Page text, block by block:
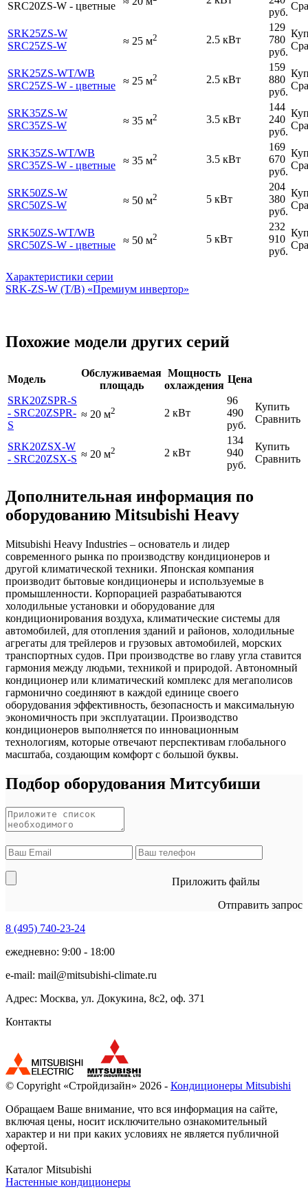
SRC20ZS-W - цветные
руб.
SRK25ZS-W
SRC25ZS-W
≈ 25 м2 2.5 кВт
129
780
руб.
SRK25ZS-WT/WB
SRC25ZS-W - цветные
≈ 25 м2 2.5 кВт
159
880
руб.
SRK35ZS-W
SRC35ZS-W
≈ 35 м2 3.5 кВт
144
240
руб.
SRK35ZS-WT/WB
SRC35ZS-W - цветные
≈ 35 м2 3.5 кВт
169
670
руб.
SRK50ZS-W
SRC50ZS-W
≈ 50 м2 5 кВт
204
380
руб.
SRK50ZS-WT/WB
SRC50ZS-W - цветные
≈ 50 м2 5 кВт
232
910
руб.
Характеристики серии
SRK-ZS-W (T/B) «Премиум инвертор»
Похожие модели других серий
Модель
Обслуживаемая
площадь
Мощность
охлаждения
Цена
SRK20ZSPR-S
- SRC20ZSPR-
S
≈ 20 м2 2 кВт
96
490
руб.
Купить
Сравнить
SRK20ZSX-W
- SRC20ZSX-S ≈ 20 м2 2 кВт
134
940
руб.
Купить
Сравнить
Дополнительная информация по
оборудованию Mitsubishi Heavy
Mitsubishi Heavy Industries – основатель и лидер
современного рынка по производству кондиционеров и
другой климатической техники. Японская компания
производит бытовые кондиционеры и используемые в
промышленности. Корпорацией разрабатываются
холодильные установки и оборудование для
кондиционирования воздуха, климатические системы для
автомобилей, для отопления зданий и районов, холодильные
агрегаты для трейлеров и грузовых автомобилей, морских
транспортных судов. При производстве во главу угла ставится
гармония между людьми, техникой и природой. Автономный
кондиционер или климатический комплекс для мегаполисов
гармонично соединяют в каждой единице своего
оборудования эффективность, безопасность и максимальную
экономичность при эксплуатации. Производство
кондиционеров выполняется по инновационным
технологиям, которые отвечают перспективам глобального
масштаба, создающим комфорт с большой буквы.
Подбор оборудования Митсубиши
Приложить файлы
Отправить запрос
8 (495) 740-23-24
ежедневно: 9:00 - 18:00
e-mail: mail@mitsubishi-climate.ru
Адрес: Москва, ул. Докукина, 8с2, оф. 371
Контакты
© Copyright «Стройдизайн» 2026 - Кондиционеры Mitsubishi
Обращаем Ваше внимание, что вся информация на сайте,
включая цены, носит исключительно ознакомительный
характер и ни при каких условиях не является публичной
офертой.
Каталог Mitsubishi
Настенные кондиционеры